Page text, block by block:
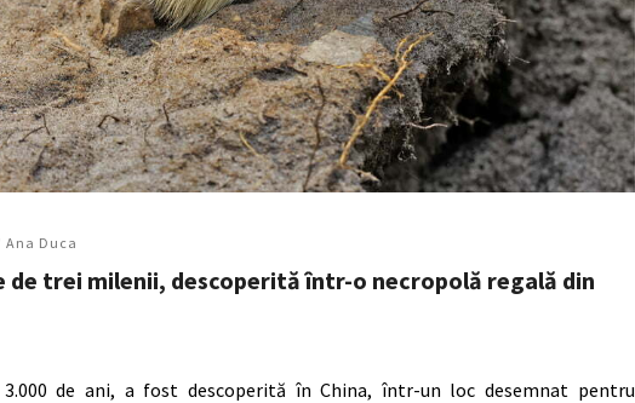
Ana Duca
de trei milenii, descoperită într-o necropolă regală din
3.000 de ani, a fost descoperită în China, într-un loc desemnat pentru